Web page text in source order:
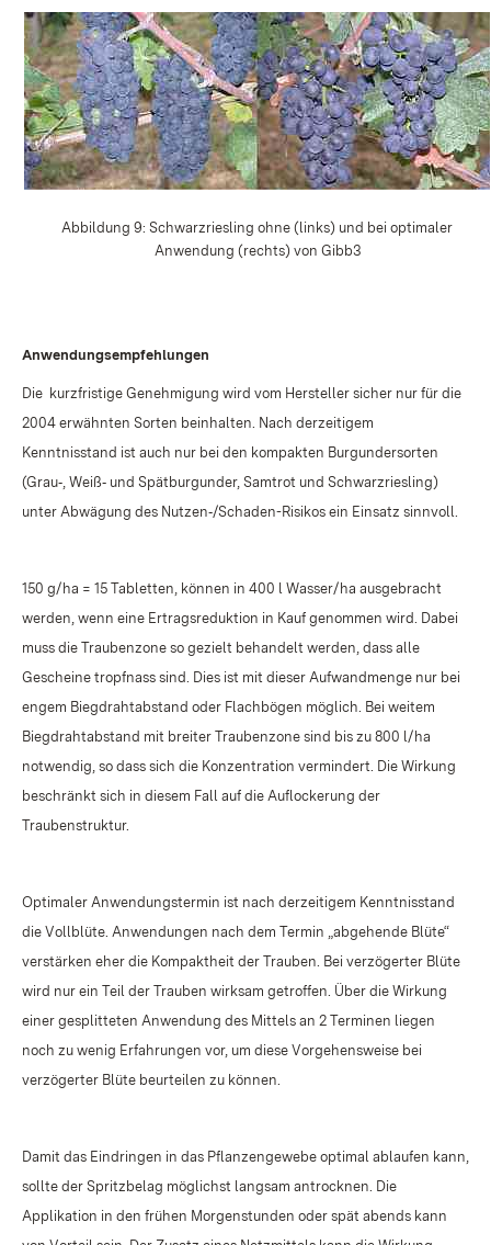
Abbildung 9: Schwarzriesling ohne (links) und bei optimaler
Anwendung (rechts) von Gibb3
Anwendungsempfehlungen
Die kurzfristige Genehmigung wird vom Hersteller sicher nur für die
2004 erwähnten Sorten beinhalten. Nach derzeitigem
Kenntnisstand ist auch nur bei den kompakten Burgundersorten
(Grau‑, Weiß‑ und Spätburgunder, Samtrot und Schwarzriesling)
unter Abwägung des Nutzen‑/Schaden-Risikos ein Einsatz sinnvoll.
150 g/ha = 15 Tabletten, können in 400 l Wasser/ha ausgebracht
werden, wenn eine Ertragsreduktion in Kauf genommen wird. Dabei
muss die Traubenzone so gezielt behandelt werden, dass alle
Gescheine tropfnass sind. Dies ist mit dieser Aufwandmenge nur bei
engem Biegdrahtabstand oder Flachbögen möglich. Bei weitem
Biegdrahtabstand mit breiter Traubenzone sind bis zu 800 l/ha
notwendig, so dass sich die Konzentration vermindert. Die Wirkung
beschränkt sich in diesem Fall auf die Auflockerung der
Traubenstruktur.
Optimaler Anwendungstermin ist nach derzeitigem Kenntnisstand
die Vollblüte. Anwendungen nach dem Termin „abgehende Blüte“
verstärken eher die Kompaktheit der Trauben. Bei verzögerter Blüte
wird nur ein Teil der Trauben wirksam getroffen. Über die Wirkung
einer gesplitteten Anwendung des Mittels an 2 Terminen liegen
noch zu wenig Erfahrungen vor, um diese Vorgehensweise bei
verzögerter Blüte beurteilen zu können.
Damit das Eindringen in das Pflanzengewebe optimal ablaufen kann,
sollte der Spritzbelag möglichst langsam antrocknen. Die
Applikation in den frühen Morgenstunden oder spät abends kann